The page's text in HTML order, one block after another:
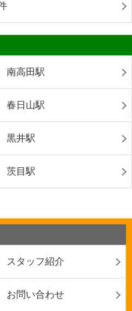
南高田駅
春日山駅
黒井駅
茨目駅
スタッフ紹介
お問い合わせ